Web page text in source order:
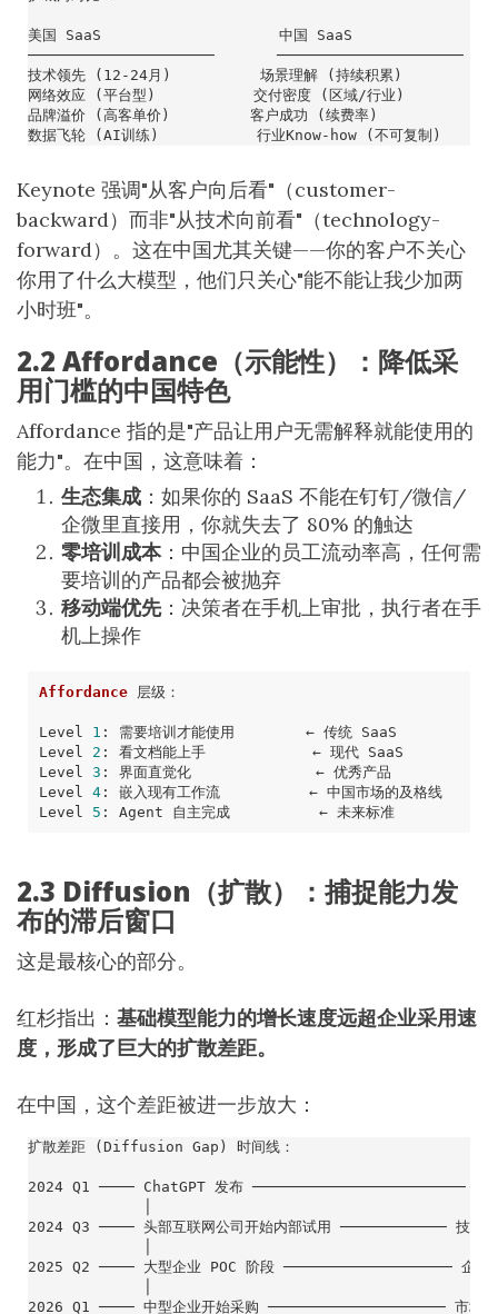
Keynote 强调"从客户向后看"（customer-
backward）而非"从技术向前看"（technology-
forward）。这在中国尤其关键——你的客户不关心
你用了什么大模型，他们只关心"能不能让我少加两
小时班"。
2.2 Affordance（示能性）：降低采
用门槛的中国特色
Affordance 指的是"产品让用户无需解释就能使用的
能力"。在中国，这意味着：
生态集成 ：如果你的 SaaS 不能在钉钉/微信/
企微里直接用，你就失去了 80% 的触达
零培训成本：中国企业的员工流动率高，任何需
要培训的产品都会被抛弃
移动端优先：决策者在手机上审批，执行者在手
机上操作
Affordance
Level 1
Level 2
Level 3
Level 4
: 嵌入现有工作流          ← 中国市场的及格线
Level 5 : Agent 自主完成          ← 未来标准
2.3 Diffusion（扩散）：捕捉能力发
布的滞后窗口
这是最核心的部分。
红杉指出： 基础模型能力的增长速度远超企业采用速
度，形成了巨大的扩散差距。
在中国，这个差距被进一步放大：